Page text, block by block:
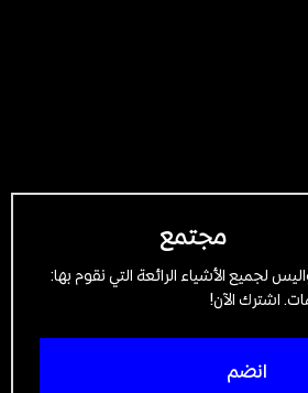
مجتمع
لجميع الأشياء الرائعة التي نقوم بها:
اشترك الآن!
انضم